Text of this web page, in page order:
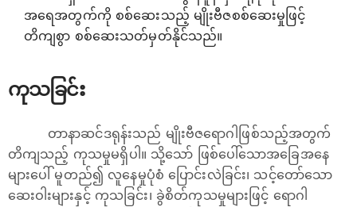
အရေအတွက်ကို စစ်ဆေးသည့် မျိုးဗီဇစစ်ဆေးမှုဖြင့်
‌တိကျစွာ စစ်ဆေးသတ်မှတ်နိုင်သည်။
ကုသခြင်း
တာနာဆင်ဒရုန်းသည် မျိုးဗီဇရောဂါဖြစ်သည့်အတွက်
တိကျသည့် ကုသမှုမရှိပါ။ သို့သော် ဖြစ်ပေါ်သောအခြေအနေ
များပေါ် မူတည်၍ လူနေမှုပုံစံ ပြောင်းလဲခြင်း၊ သင့်တော်သော
ဆေးဝါးများနှင့် ကုသခြင်း၊ ခွဲစိတ်ကုသမှုများဖြင့် ရောဂါ